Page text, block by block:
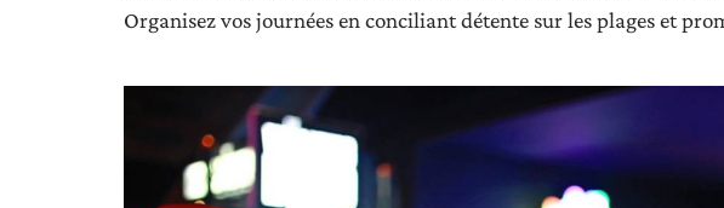
Organisez vos journées en conciliant détente sur les plages et